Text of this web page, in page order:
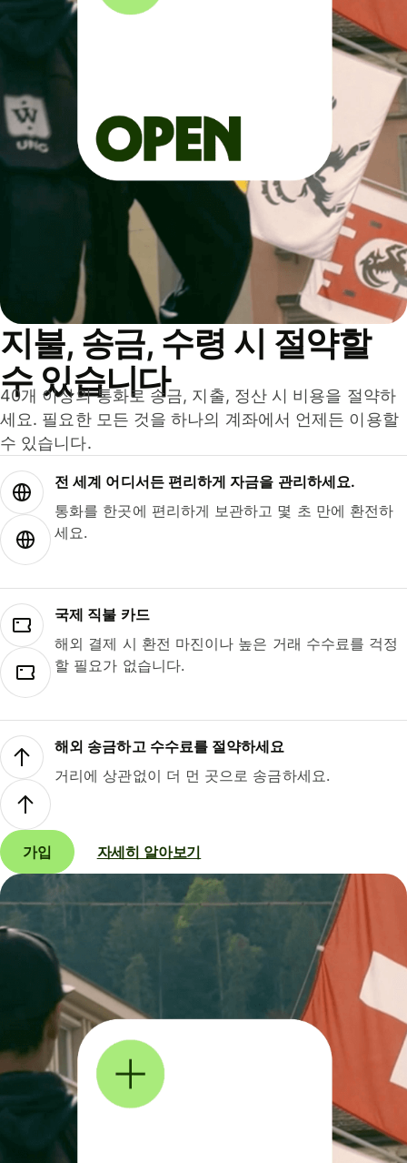
지불, 송금, 수령 시 절약할
수 있습니다
40개 이상의 통화로 송금, 지출, 정산 시 비용을 절약하
세요. 필요한 모든 것을 하나의 계좌에서 언제든 이용할
수 있습니다.
전 세계 어디서든 편리하게 자금을 관리하세요.
통화를 한곳에 편리하게 보관하고 몇 초 만에 환전하
세요.
국제 직불 카드
해외 결제 시 환전 마진이나 높은 거래 수수료를 걱정
할 필요가 없습니다.
해외 송금하고 수수료를 절약하세요
거리에 상관없이 더 먼 곳으로 송금하세요.
가입 자세히 알아보기